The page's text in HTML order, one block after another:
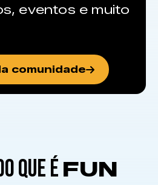
eventos e muito
comunidade
QUE É FUN